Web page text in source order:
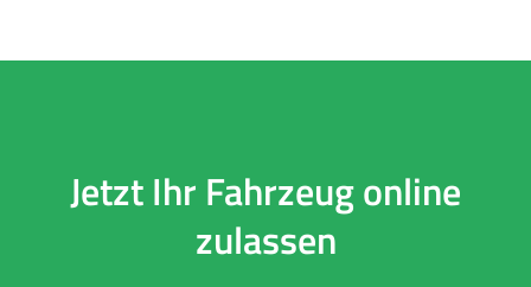
Jetzt Ihr Fahrzeug online
zulassen